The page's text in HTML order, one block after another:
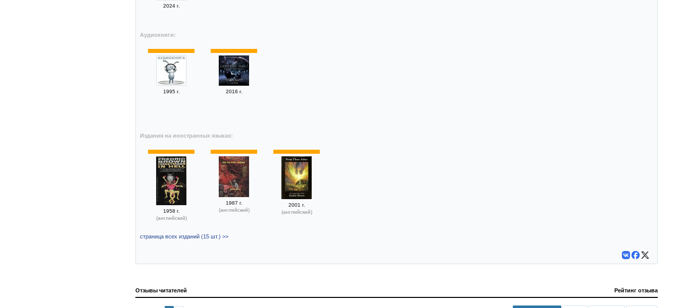
2024 г.
Аудиокниги:
1995 г. 2016 г.
Издания на иностранных языках:
1958 г.
(английский)
1987 г.
(английский)
2001 г.
(английский)
страница всех изданий (15 шт.) >>
Отзывы читателей Рейтинг отзыва